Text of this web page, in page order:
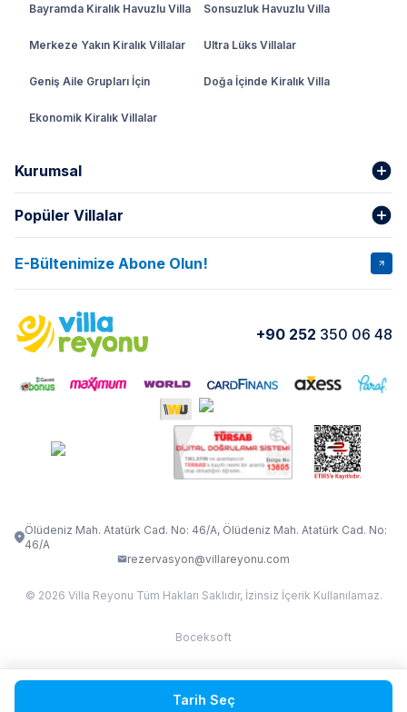
Bayramda Kiralık Havuzlu Villa Sonsuzluk Havuzlu Villa
Merkeze Yakın Kiralık Villalar Ultra Lüks Villalar
Geniş Aile Grupları İçin Doğa İçinde Kiralık Villa
Ekonomik Kiralık Villalar
Kurumsal
Hakkımızda
İptal Şartları Banka Hesapları
Kurumsal Blog
Yorumlar Nasıl Kiralarım
Popüler Villalar
VİLLA SALKIM VİLLA SLAY 1
VİLLA OLENNA 1 VİLLA MERT
VILLA ADRIMA 1
VİLLA TİAMO VİLLA ZEYTİN DALI
VILLA ELMALI
E-Bültenimize Abone Olun!
+90 252 350 06 48
Ölüdeniz Mah. Atatürk Cad. No: 46/A, Ölüdeniz Mah. Atatürk Cad. No:
46/A
rezervasyon@villareyonu.com
© 2026 Villa Reyonu Tüm Hakları Saklıdır, İzinsiz İçerik Kullanılamaz.
Boceksoft
Fethiye Kas Kalkan 2
Tarih Seç